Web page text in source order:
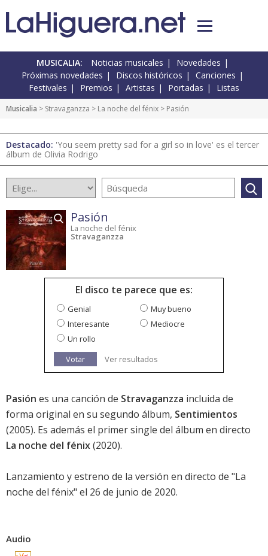
MUSICALIA: Noticias musicales
Novedades
Próximas novedades
Discos históricos
Canciones
Festivales
Premios Artistas Portadas Listas
Musicalia > Stravaganzza > La noche del fénix > Pasión
Destacado: 'You seem pretty sad for a girl so in love' es el tercer
álbum de Olivia Rodrigo
Pasión
La noche del fénix
Stravaganzza
El disco te parece que es:
Genial
Muy bueno
Interesante
Mediocre
Un rollo
Votar
Ver resultados
Pasión es una canción de Stravaganzza incluida de
forma original en su segundo álbum, Sentimientos
(2005). Es además el primer single del álbum en directo
La noche del fénix(2020).
Lanzamiento y estreno de la versión en directo de "La
noche del fénix" el 26 de junio de 2020.
Audio